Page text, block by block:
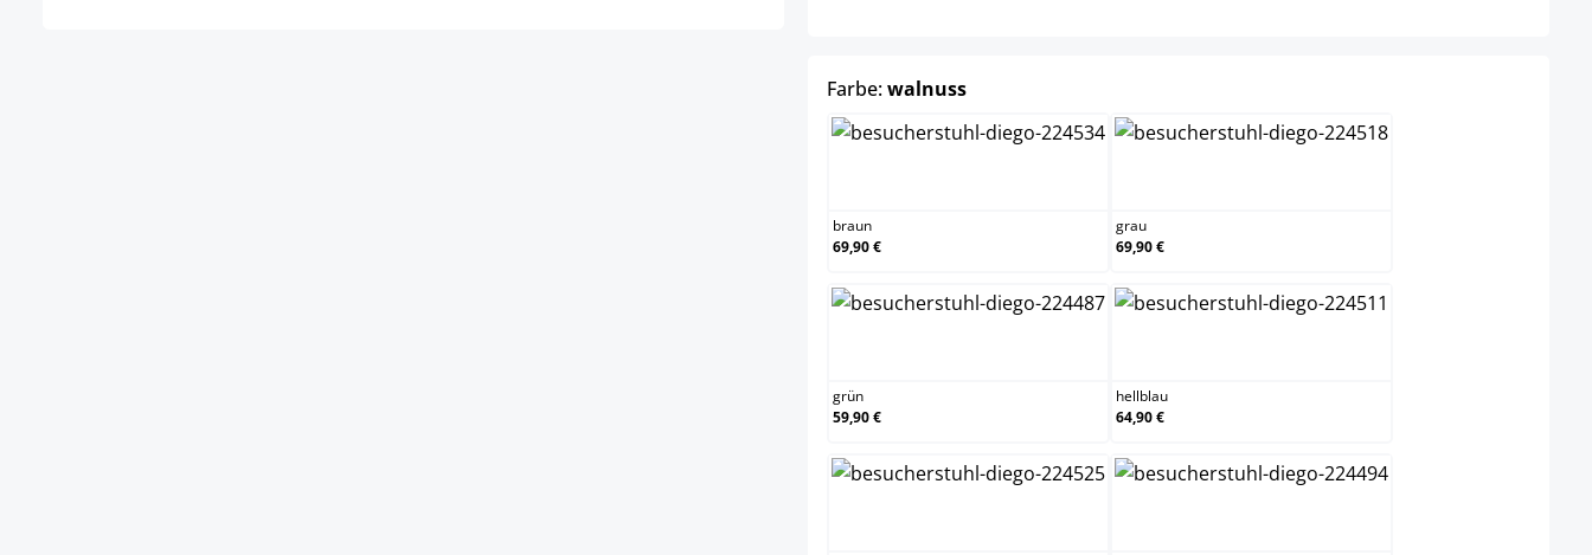
Farbe:walnussauswählen
braun
69,90 €
grau
69,90 €
grün
59,90 €
hellblau
64,90 €